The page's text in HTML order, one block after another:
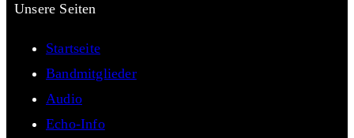
Unsere Seiten
Startseite
Bandmitglieder
Audio
Echo-Info